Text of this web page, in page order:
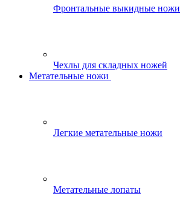
Фронтальные выкидные ножи
Чехлы для складных ножей
Метательные ножи
Легкие метательные ножи
Метательные лопаты